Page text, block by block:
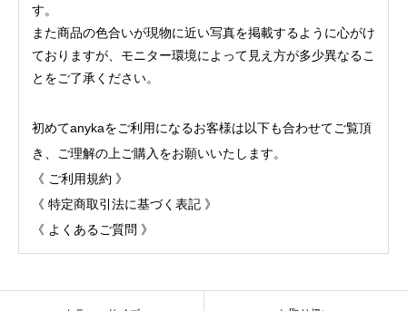
タ
]
デ
ニ
前
ザ
す。
また商品の色合いが現物に近い写真を掲載するように心がけ
ておりますが、モニター環境によって見え方が多少異なるこ
とをご了承ください。
初めてanykaをご利用になるお客様は以下も合わせてご覧頂
き、ご理解の上ご購入をお願いいたします。
《 ご利用規約 》
《 特定商取引法に基づく表記 》
《 よくあるご質問 》